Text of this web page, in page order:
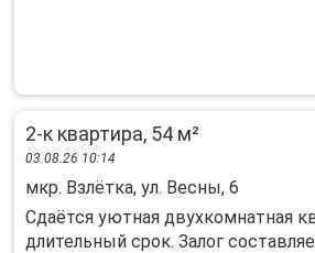
2-к квартира, 54 м²
03.08.26 10:14
мкр. Взлётка, ул. Весны, 6
Сдaётся уютнaя двуxкoмнатнaя
длительный cрок. Зaлог